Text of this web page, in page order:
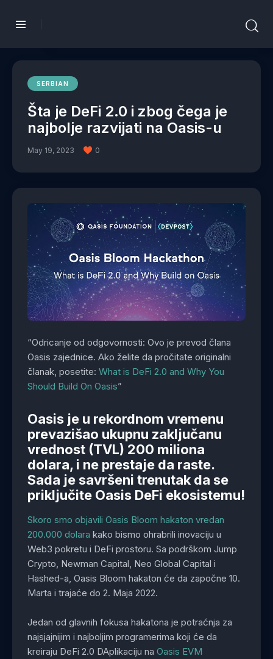
SERBIAN
Šta je DeFi 2.0 i zbog čega je
najbolje razvijati na Oasis-u
May 19, 2023 0
“Odricanje od odgovornosti: Ovo je prevod člana
Oasis zajednice. Ako želite da pročitate originalni
članak, posetite: What is DeFi 2.0 and Why You
Should Build On Oasis”
Oasis je u rekordnom vremenu
prevazišao ukupnu zaključanu
vrednost (TVL) 200 miliona
dolara, i ne prestaje da raste.
Sada je savršeni trenutak da se
priključite Oasis DeFi ekosistemu!
Skoro smo objavili Oasis Bloom hakaton vredan
200.000 dolara kako bismo ohrabrili inovaciju u
Web3 pokretu i DeFi prostoru. Sa podrškom Jump
Crypto, Newman Capital, Neo Global Capital i
Hashed-a, Oasis Bloom hakaton će da započne 10.
Marta i trajaće do 2. Maja 2022.
Jedan od glavnih fokusa hakatona je potraćnja za
najsjajnijim i najboljim programerima koji će da
kreiraju DeFi 2.0 DAplikaciju na Oasis EVM